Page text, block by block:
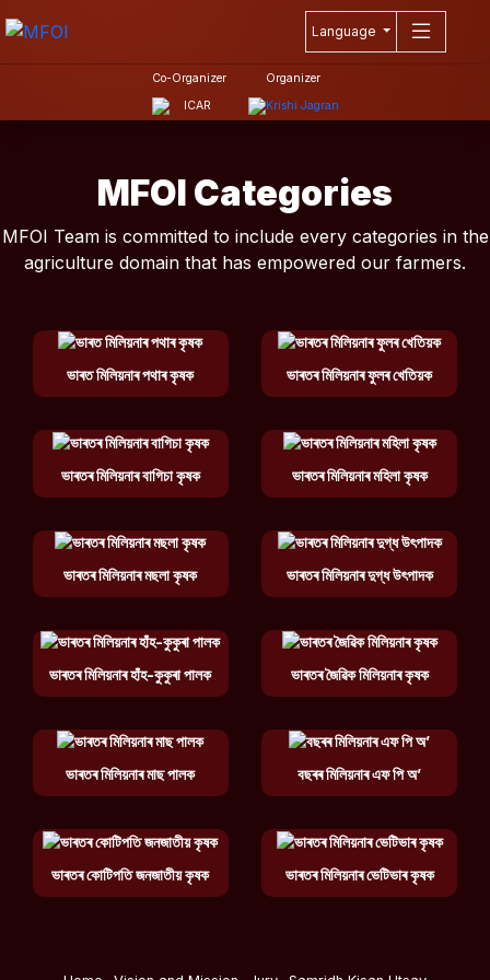
Language
Co-Organizer Organizer
MFOI Categories
MFOI Team is committed to include every categories in the
agriculture domain that has empowered our farmers.
ভাৰত মিলিয়নাৰ পথাৰ কৃষক ভাৰতৰ মিলিয়নাৰ ফুলৰ খেতিয়ক
ভাৰতৰ মিলিয়নাৰ বাগিচা কৃষক ভাৰতৰ মিলিয়নাৰ মহিলা কৃষক
ভাৰতৰ মিলিয়নাৰ মছলা কৃষক ভাৰতৰ মিলিয়নাৰ দুগ্ধ উৎপাদক
ভাৰতৰ মিলিয়নাৰ হাঁহ-কুকুৰা পালক ভাৰতৰ জৈৱিক মিলিয়নাৰ কৃষক
ভাৰতৰ মিলিয়নাৰ মাছ পালক বছৰৰ মিলিয়নাৰ এফ পি অ’
ভাৰতৰ কোটিপতি জনজাতীয় কৃষক ভাৰতৰ মিলিয়নাৰ ভেটিভাৰ কৃষক